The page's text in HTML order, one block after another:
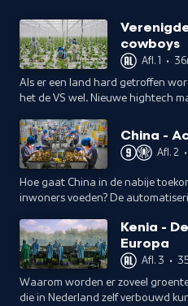
cowboys
Afl. 1 •
Als er een land hard getroffen
het de VS wel. Nieuwe hightech
keren?
China -
Afl. 2 •
Hoe gaat China in de nabije
inwoners voeden? De
traditionele landbouw van
Kenia -
Europa
Afl. 3 •
Waarom worden er zoveel
die in Nederland zelf verbouwd